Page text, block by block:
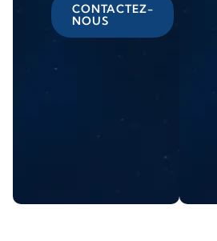
CONTACTEZ-
NOUS